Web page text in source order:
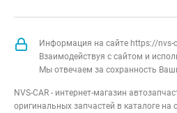
Информация на сайте https://nvs-
Взаимодействуя с сайтом и
Мы отвечаем за сохранность
NVS-CAR - интернет-магазин
оригинальных запчастей в каталоге на